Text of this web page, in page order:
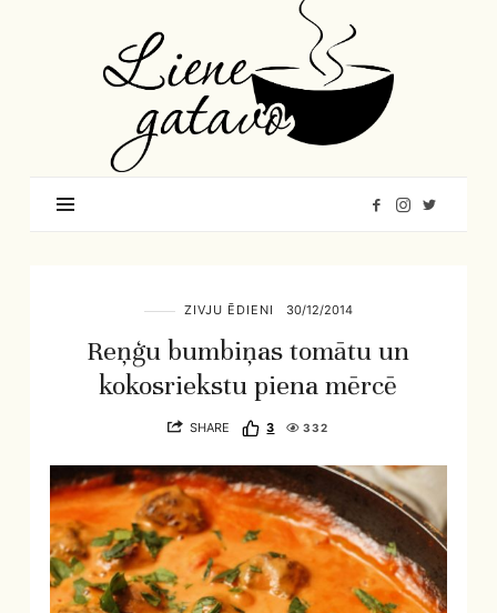
Gatavo
–
Mana
garšu
pasaule
ZIVJU ĒDIENI 30/12/2014
Reņģu bumbiņas tomātu un
kokosriekstu piena mērcē
SHARE 3 332